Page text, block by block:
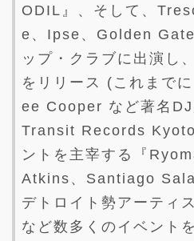
ODIL』、そして、
e、Ipse、Golden Gate
ップ・クラブに出演し
をリリース (これまで
ee Cooper など著名
Transit Records Kyoto
ントを主宰する『
Atkins、Santiago
デトロイト勢アーティ
など数多くのイベント